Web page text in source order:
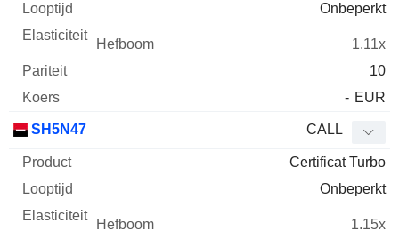
Onbeperkt
1.11x
10
- EUR
SH5N47 CALL
Certificat Turbo
Onbeperkt
1.15x